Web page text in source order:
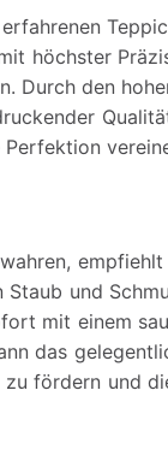
höchster
Durch den
und
mit einem
das
fördern und